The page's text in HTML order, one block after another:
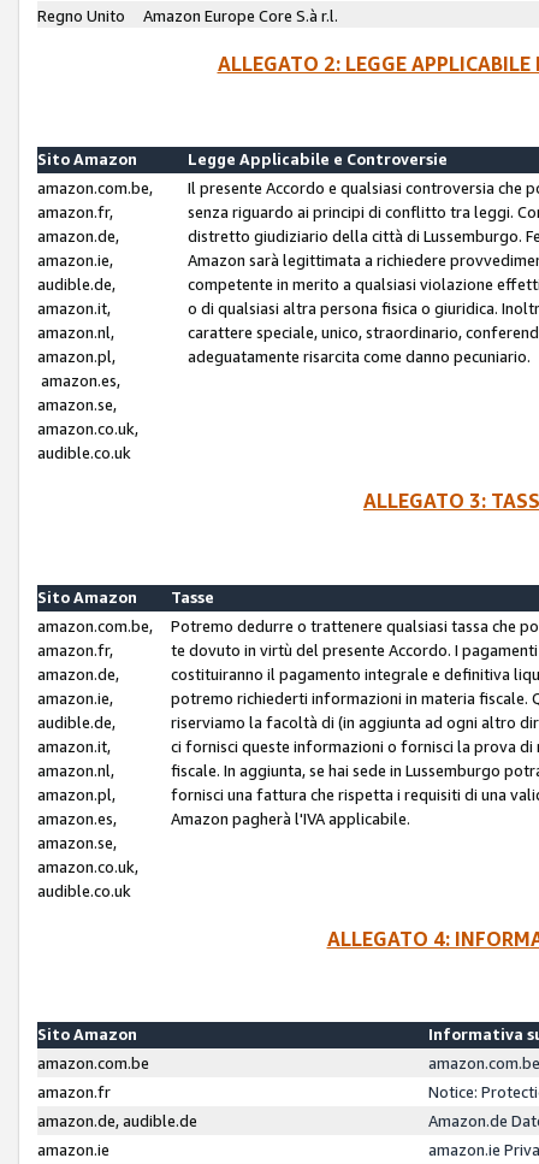
Regno Unito
Amazon Europe Core S.à r.l.
ALLEGATO 2: LEGGE
Sito Amazon
Legge Applicabile e Controversie
amazon.com.be,
amazon.fr,
amazon.de,
amazon.ie,
audible.de,
amazon.it,
amazon.nl,
amazon.pl,
amazon.es,
amazon.se,
amazon.co.uk,
audible.co.uk
Il presente Accordo e qualsiasi controversia che
senza riguardo ai principi di conflitto tra leggi.
distretto giudiziario della città di Lussemburgo.
Amazon sarà legittimata a richiedere
competente in merito a qualsiasi violazione
o di qualsiasi altra persona fisica o giuridica.
carattere speciale, unico, straordinario,
adeguatamente risarcita come danno pecuniario.
ALLEGATO 3:
Sito Amazon
Tasse
amazon.com.be,
amazon.fr,
amazon.de,
amazon.ie,
audible.de,
amazon.it,
amazon.nl,
amazon.pl,
amazon.es,
amazon.se,
amazon.co.uk,
audible.co.uk
Potremo dedurre o trattenere qualsiasi tassa che
te dovuto in virtù del presente Accordo. I
costituiranno il pagamento integrale e definitiva
potremo richiederti informazioni in materia fiscale.
riserviamo la facoltà di (in aggiunta ad ogni altro
ci fornisci queste informazioni o fornisci la prova
fiscale. In aggiunta, se hai sede in Lussemburgo
fornisci una fattura che rispetta i requisiti di una
Amazon pagherà l'IVA applicabile.
ALLEGATO 4:
Sito Amazon
Informativa
amazon.com.be
amazon.fr
Notice:
amazon.de, audible.de
Amazon.de
amazon.ie
amazon.ie